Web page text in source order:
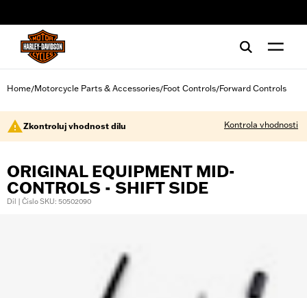
Home/Motorcycle Parts & Accessories/Foot Controls/Forward Controls
Zkontroluj vhodnost dílu Kontrola vhodnosti
ORIGINAL EQUIPMENT MID-
CONTROLS - SHIFT SIDE
Díl | Číslo SKU: 50502090